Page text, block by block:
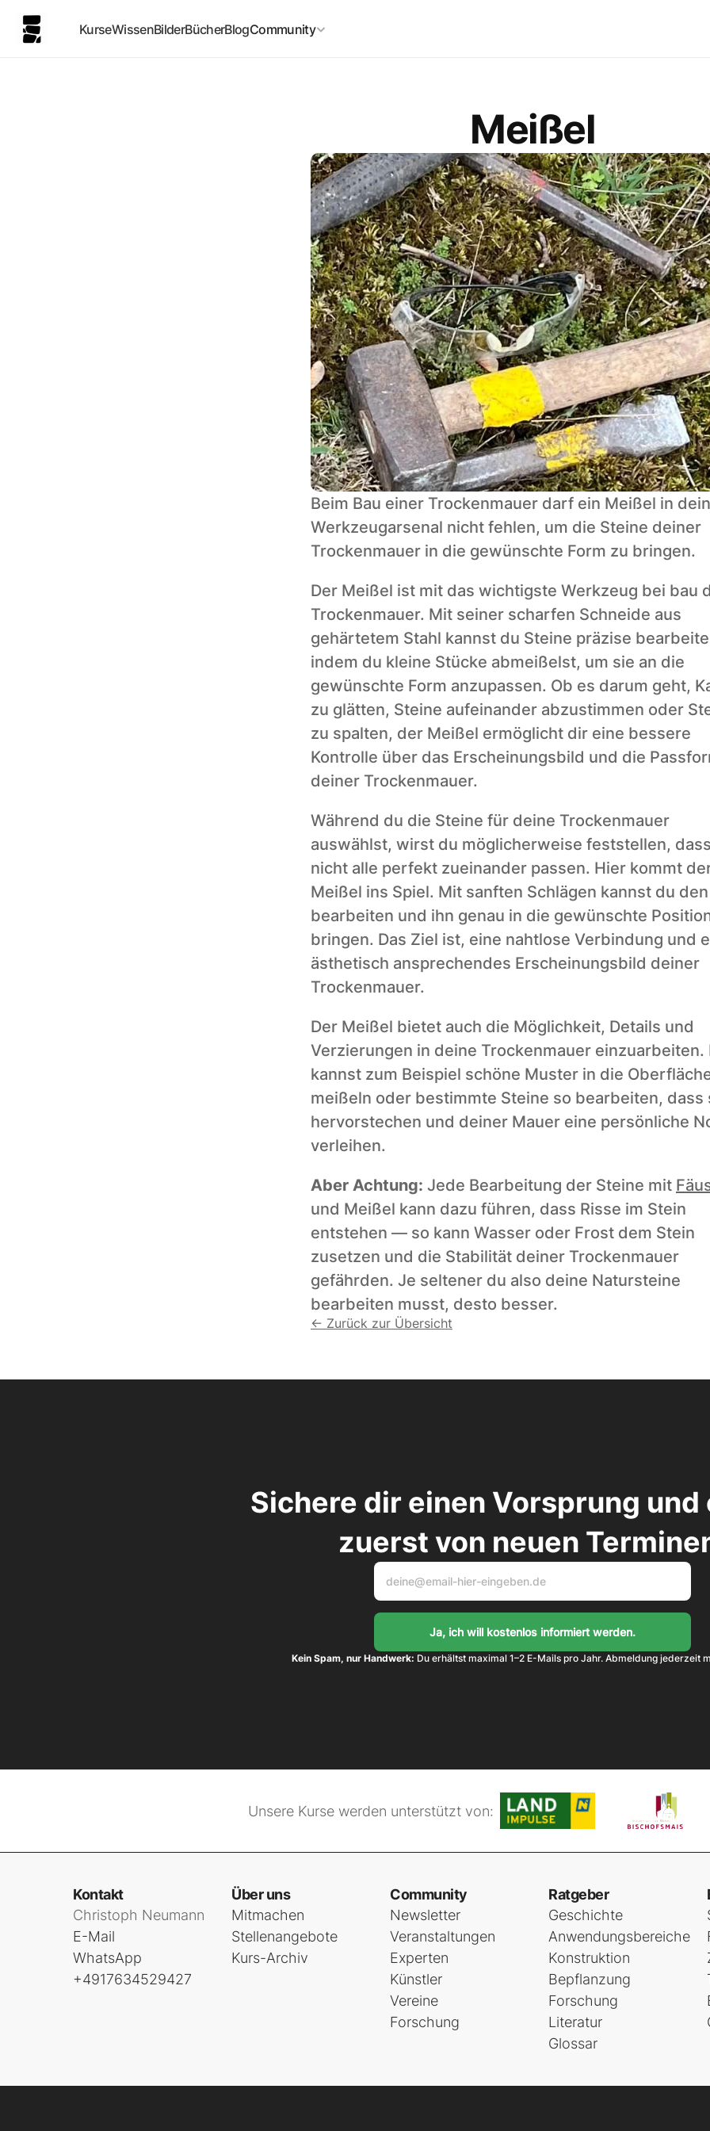
KurseWissenBilderBücherBlogCommunity
Meißel
Beim Bau einer Trockenmauer darf ein Meißel in
Werkzeugarsenal nicht fehlen, um die Steine deiner
Trockenmauer in die gewünschte Form zu bringen.
Der Meißel ist mit das wichtigste Werkzeug bei bau
Trockenmauer. Mit seiner scharfen Schneide aus
gehärtetem Stahl kannst du Steine präzise
indem du kleine Stücke abmeißelst, um sie an die
gewünschte Form anzupassen. Ob es darum geht,
zu glätten, Steine aufeinander abzustimmen oder
zu spalten, der Meißel ermöglicht dir eine bessere
Kontrolle über das Erscheinungsbild und die
deiner Trockenmauer.
Während du die Steine für deine Trockenmauer
auswählst, wirst du möglicherweise feststellen,
nicht alle perfekt zueinander passen. Hier kommt
Meißel ins Spiel. Mit sanften Schlägen kannst du
bearbeiten und ihn genau in die gewünschte
bringen. Das Ziel ist, eine nahtlose Verbindung und
ästhetisch ansprechendes Erscheinungsbild deiner
Trockenmauer.
Der Meißel bietet auch die Möglichkeit, Details und
Verzierungen in deine Trockenmauer einzuarbeiten.
kannst zum Beispiel schöne Muster in die
meißeln oder bestimmte Steine so bearbeiten, dass
hervorstechen und deiner Mauer eine persönliche
verleihen.
Aber Achtung: Jede Bearbeitung der Steine mit
und Meißel kann dazu führen, dass Risse im Stein
entstehen — so kann Wasser oder Frost dem Stein
zusetzen und die Stabilität deiner Trockenmauer
gefährden. Je seltener du also deine Natursteine
bearbeiten musst, desto besser.
← Zurück zur Übersicht
Sichere dir einen Vorsprung und
zuerst von neuen
Kein Spam, nur Handwerk: Du erhältst maximal 1–2 E-Mails pro Jahr. Abmeldung jederzeit
Unsere Kurse werden unterstützt von:
Kontakt
Christoph Neumann
E-Mail
WhatsApp
+4917634529427
Über uns
Mitmachen
Stellenangebote
Kurs-Archiv
Community
Newsletter
Veranstaltungen
Experten
Künstler
Vereine
Forschung
Ratgeber
Geschichte
Anwendungsbereiche
Konstruktion
Bepflanzung
Forschung
Literatur
Glossar